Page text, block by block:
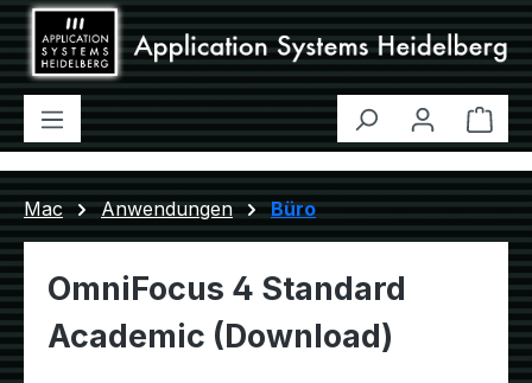
Zum Hauptinhalt springen
Mac Anwendungen Büro
OmniFocus 4 Standard
Academic (Download)